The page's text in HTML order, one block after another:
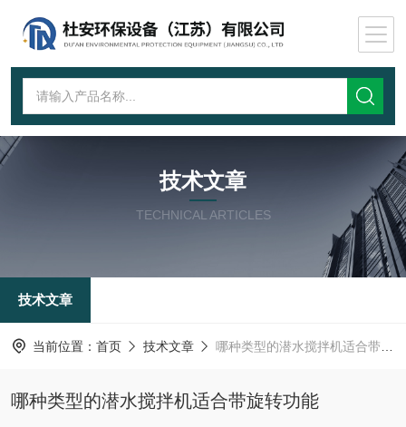
技术文章
TECHNICAL ARTICLES
技术文章
当前位置： 首页 技术文章 哪种类型的潜水搅拌机适合带旋转功能
哪种类型的潜水搅拌机适合带旋转功能